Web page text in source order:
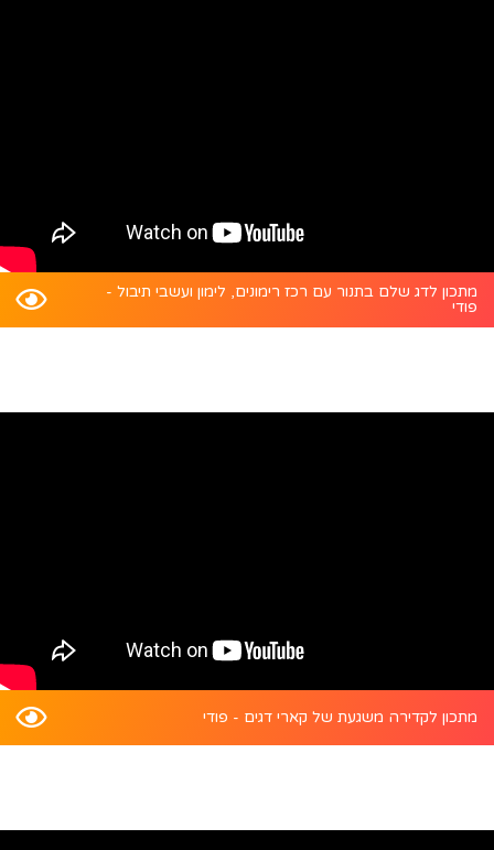
מתכון לדג שלם בתנור עם רכז רימונים, לימון ועשבי תיבול -
פודי
מתכון לקדירה משגעת של קארי דגים - פודי